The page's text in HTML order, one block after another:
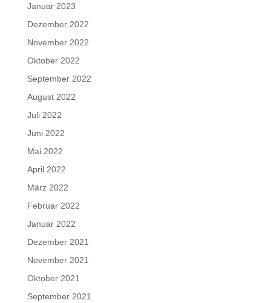
Januar 2023
Dezember 2022
November 2022
Oktober 2022
September 2022
August 2022
Juli 2022
Juni 2022
Mai 2022
April 2022
März 2022
Februar 2022
Januar 2022
Dezember 2021
November 2021
Oktober 2021
September 2021